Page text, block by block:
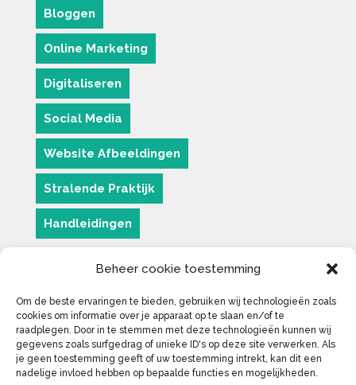
Beheer cookie toestemming
Om de beste ervaringen te bieden, gebruiken wij technologieën zoals
cookies om informatie over je apparaat op te slaan en/of te
raadplegen. Door in te stemmen met deze technologieën kunnen wij
gegevens zoals surfgedrag of unieke ID's op deze site verwerken. Als
je geen toestemming geeft of uw toestemming intrekt, kan dit een
nadelige invloed hebben op bepaalde functies en mogelijkheden.
Bloggen
Online Marketing
Digitaliseren
Social Media
Website Afbeeldingen
Stralende Praktijk
Handleidingen
Websites voor Therapeuten
Zekeringstraat 7a